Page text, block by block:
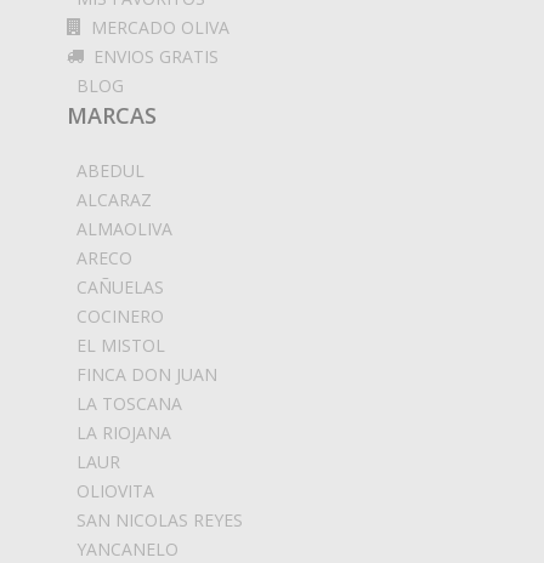
MERCADO OLIVA
ENVIOS GRATIS
BLOG
MARCAS
ABEDUL
ALCARAZ
ALMAOLIVA
ARECO
CAÑUELAS
COCINERO
EL MISTOL
FINCA DON JUAN
LA TOSCANA
LA RIOJANA
LAUR
OLIOVITA
SAN NICOLAS REYES
YANCANELO